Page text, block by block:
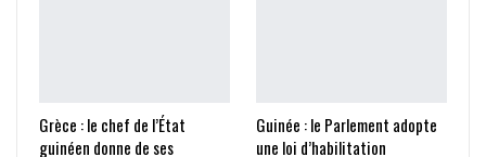
Grèce : le chef de l’État
guinéen donne de ses
Guinée : le Parlement adopte
une loi d’habilitation